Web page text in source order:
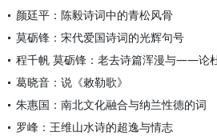
颜廷平：陈毅诗词中的青松风骨
莫砺锋：宋代爱国诗词的光辉句号
葛晓音：说《敕勒歌》
朱惠国：南北文化融合与纳兰性德的词
罗峰：王维山水诗的超逸与情志